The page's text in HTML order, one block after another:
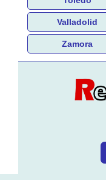
Valladolid
Zamora